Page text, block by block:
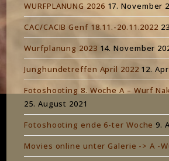
WURFPLANUNG 2026 17. November
CAC/CACIB Genf 18.11.-20.11.2022
Wurfplanung 2023 14. November
Junghundetreffen April 2022 12.
Fotoshooting 8. Woche A – Wurf
25. August 2021
Fotoshooting ende 6-ter Woche 9.
Movies online unter Galerie -> A -